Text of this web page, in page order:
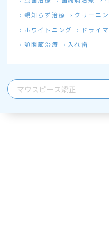
親知らず治療
クリーニ
ホワイトニング
ドライ
顎関節治療
入れ歯